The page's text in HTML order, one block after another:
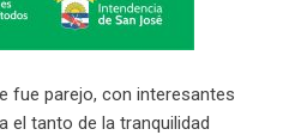
fue parejo, con interesantes
el tanto de la tranquilidad